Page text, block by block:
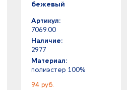
бежевый
Артикул:
7069.00
Наличие:
2977
Материал:
полиэстер 100%
94 руб.